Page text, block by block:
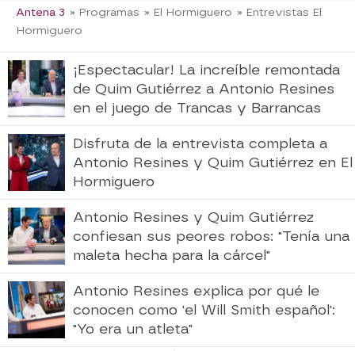
Antena 3 » Programas » El Hormiguero » Entrevistas El
Hormiguero
¡Espectacular! La increíble remontada
de Quim Gutiérrez a Antonio Resines
en el juego de Trancas y Barrancas
Disfruta de la entrevista completa a
Antonio Resines y Quim Gutiérrez en El
Hormiguero
Antonio Resines y Quim Gutiérrez
confiesan sus peores robos: "Tenía una
maleta hecha para la cárcel"
Antonio Resines explica por qué le
conocen como 'el Will Smith español':
"Yo era un atleta"